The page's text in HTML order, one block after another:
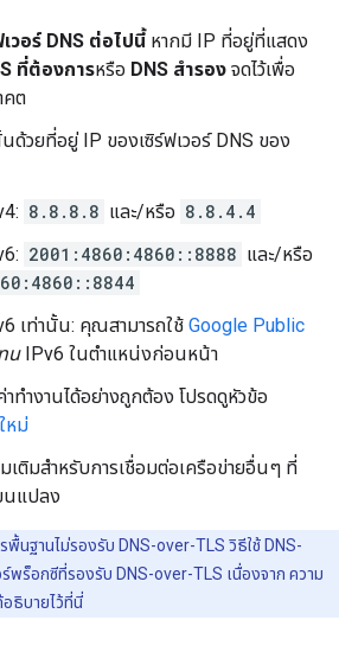
เวอร์ DNS ต่อไปนี้ หากมี IP ที่อยู่ที่แสดง
ที่ต้องการหรือ DNS สำรอง จดไว้เพื่อ
คต
ด้วยที่อยู่ IP ของเซิร์ฟเวอร์ DNS ของ
8.8.8.8 และ/หรือ 8.8.4.4
2001:4860:4860::8888 และ/หรือ
เท่านั้น: คุณสามารถใช้ Google Public
นIPv6 ในตำแหน่งก่อนหน้า
ทำงานได้อย่างถูกต้อง โปรดดูหัวข้อ
หม่
เติมสำหรับการเชื่อมต่อเครือข่ายอื่นๆ ที่
นแปลง
พื้นฐานไม่รองรับ DNS-over-TLS วิธีใช้ DNS-
พร็อกซีที่รองรับ DNS-over-TLS เนื่องจาก ความ
อธิบายไว้ที่นี่